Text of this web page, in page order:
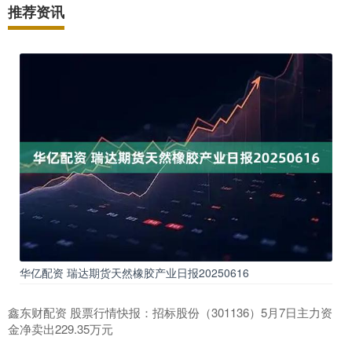
推荐资讯
华亿配资 瑞达期货天然橡胶产业日报20250616
鑫东财配资 股票行情快报：招标股份（301136）5月7日主力资
金净卖出229.35万元